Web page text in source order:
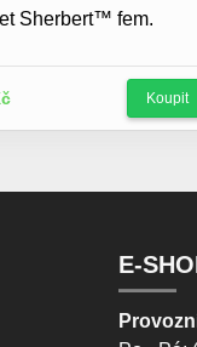
Sherbert™ fem.
Koupit
E-